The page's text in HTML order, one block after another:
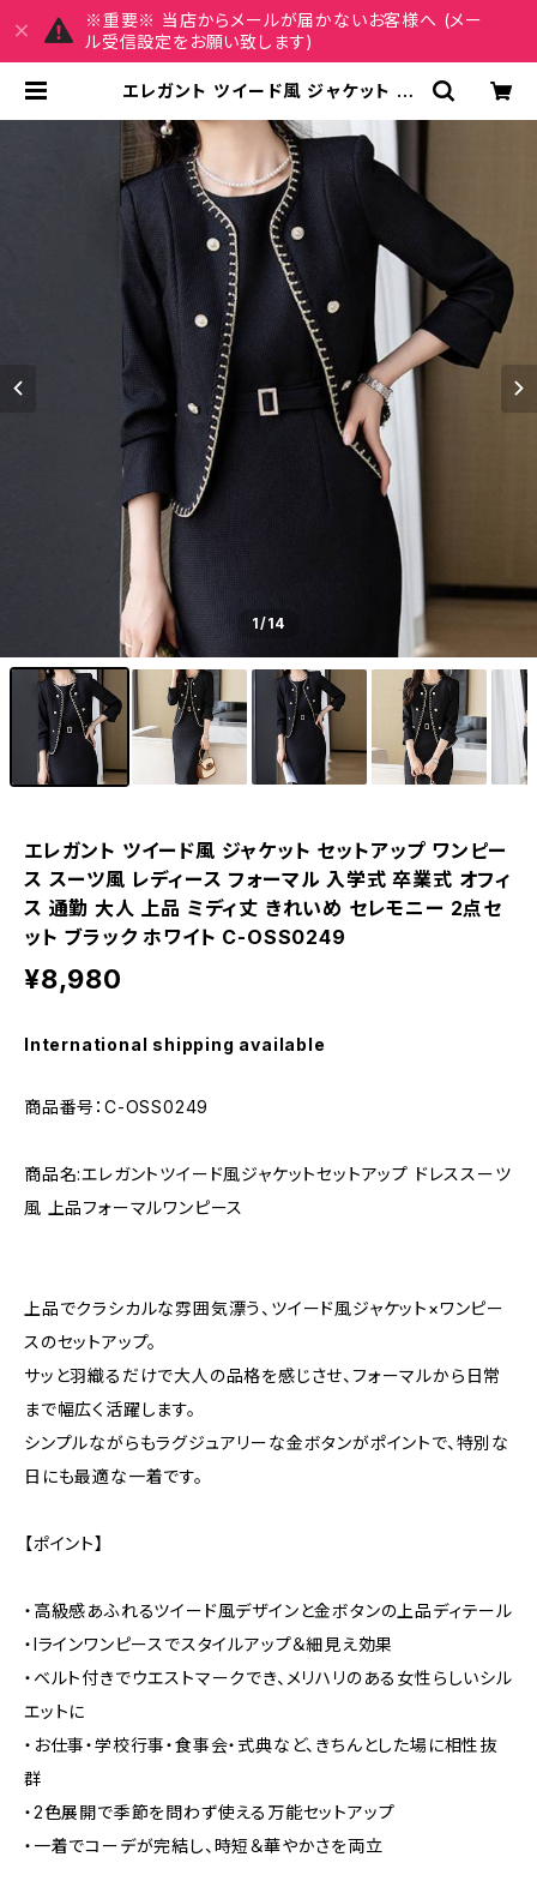
※重要※ 当店からメールが届かないお客様へ (メー
ル受信設定をお願い致します)
エレガント ツイード風 ジャケット セ
ィース フォーマル 入学式 卒業式 オフ
ィス 通勤 大人 上品 ミディ丈 きれい
め セレモニー 2点セット ブラック ホ
ワイト C-OSS0249 | MY CHAR
M マイチャーム ワンピース スカート
レディースファッション 通販
1/14
エレガント ツイード風 ジャケット セットアップ ワンピー
ス スーツ風 レディース フォーマル 入学式 卒業式 オフィ
ス 通勤 大人 上品 ミディ丈 きれいめ セレモニー 2点セ
ット ブラック ホワイト C-OSS0249
¥8,980
International shipping available
商品番号：C-OSS0249
商品名:エレガントツイード風ジャケットセットアップ ドレススーツ
風 上品フォーマルワンピース
上品でクラシカルな雰囲気漂う、ツイード風ジャケット×ワンピー
スのセットアップ。
サッと羽織るだけで大人の品格を感じさせ、フォーマルから日常
まで幅広く活躍します。
シンプルながらもラグジュアリーな金ボタンがポイントで、特別な
日にも最適な一着です。
【ポイント】
・高級感あふれるツイード風デザインと金ボタンの上品ディテール
・Iラインワンピースでスタイルアップ＆細見え効果
・ベルト付きでウエストマークでき、メリハリのある女性らしいシル
エットに
・お仕事・学校行事・食事会・式典など、きちんとした場に相性抜
群
・2色展開で季節を問わず使える万能セットアップ
・一着でコーデが完結し、時短＆華やかさを両立